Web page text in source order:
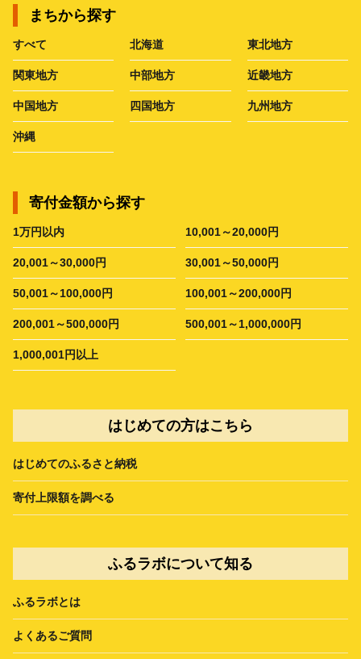
まちから探す
すべて 北海道 東北地方
関東地方 中部地方 近畿地方
中国地方 四国地方 九州地方
沖縄
寄付金額から探す
1万円以内 10,001～20,000円
20,001～30,000円 30,001～50,000円
50,001～100,000円 100,001～200,000円
200,001～500,000円 500,001～1,000,000円
1,000,001円以上
はじめての方はこちら
はじめてのふるさと納税
寄付上限額を調べる
ふるラボについて知る
ふるラボとは
よくあるご質問